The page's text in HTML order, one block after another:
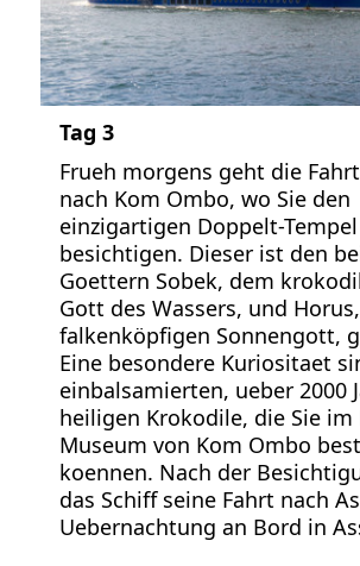
Tag 3
Frueh morgens geht die
nach Kom Ombo, wo Sie den
einzigartigen Doppelt-Tempel
besichtigen. Dieser ist den
Goettern Sobek, dem
Gott des Wassers, und
falkenköpfigen Sonnengott,
Eine besondere Kuriositaet
einbalsamierten, ueber 2000
heiligen Krokodile, die Sie im
Museum von Kom Ombo
koennen. Nach der
das Schiff seine Fahrt nach
Uebernachtung an Bord in